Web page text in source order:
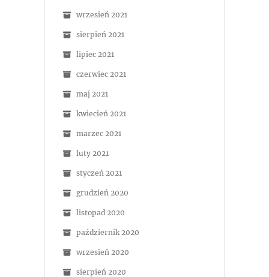
wrzesień 2021
sierpień 2021
lipiec 2021
czerwiec 2021
maj 2021
kwiecień 2021
marzec 2021
luty 2021
styczeń 2021
grudzień 2020
listopad 2020
październik 2020
wrzesień 2020
sierpień 2020